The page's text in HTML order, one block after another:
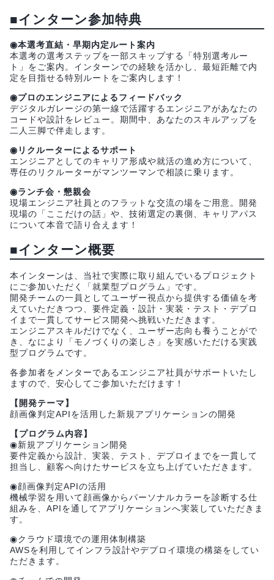
■インターン参加特典
◉本選考直結・早期内定ルート案内
本選考の選考ステップを一部スキップする「特別選考ルー
ト」をご案内。インターンでの経験を活かし、最短距離で内
定を目指せる特別ルートをご案内します！
◉プロのエンジニアによるフィードバック
デジタルガレージの第一線で活躍するエンジニアがあなたの
コードや設計をレビュー。期間中、あなたのスキルアップを
二人三脚で伴走します。
◉リクルーターによるサポート
エンジニアとしてのキャリア形成や就活の進め方について、
専任のリクルーターがマンツーマンで相談に乗ります。
◉ランチ会・懇親会
現場エンジニア社員とのフラットな交流の場をご用意。開発
現場の「ここだけの話」や、技術選定の裏側、キャリアパス
について本音で語り合えます！
■インターン概要
本インターンは、当社で実際に取り組んでいるプロジェクト
にご参加いただく「就業型プログラム」です。
開発チームの一員としてユーザー視点から提供する価値を考
えていただきつつ、要件定義・設計・実装・テスト・デプロ
イまで一貫してサービス開発へ挑戦いただきます。
エンジニアスキルだけでなく、ユーザー志向も養うことがで
き、なにより「モノづくりの楽しさ」を実感いただける実践
型プログラムです。
各参加者をメンターであるエンジニア社員がサポートいたし
ますので、安心してご参加いただけます！
【開発テーマ】
顔画像判定APIを活用した新規アプリケーションの開発
【プログラム内容】
◉新規アプリケーション開発
要件定義から設計、実装、テスト、デプロイまでを一貫して
担当し、顧客へ向けたサービスを立ち上げていただきます。
◉顔画像判定APIの活用
機械学習を用いて顔画像からパーソナルカラーを診断する仕
組みを、APIを通してアプリケーションへ実装していただきま
す。
◉クラウド環境での運用体制構築
AWSを利用してインフラ設計やデプロイ環境の構築をしてい
ただきます。